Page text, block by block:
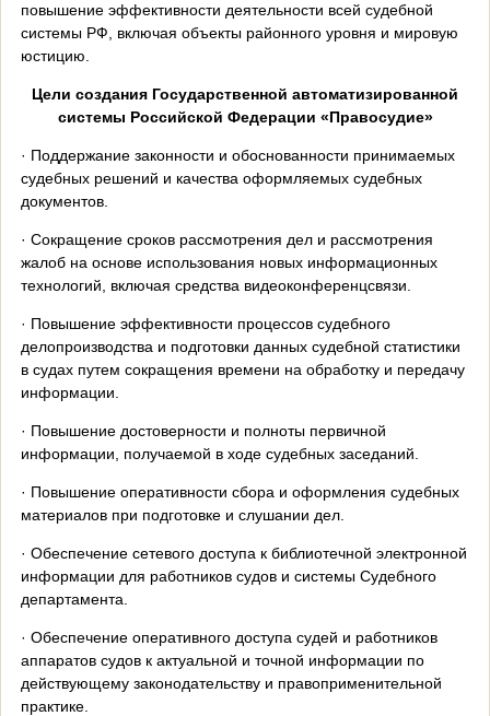
повышение эффективности деятельности всей судебной
системы РФ, включая объекты районного уровня и мировую
юстицию.
Цели создания Государственной автоматизированной
системы Российской Федерации «Правосудие»
· Поддержание законности и обоснованности принимаемых
судебных решений и качества оформляемых судебных
документов.
· Сокращение сроков рассмотрения дел и рассмотрения
жалоб на основе использования новых информационных
технологий, включая средства видеоконференцсвязи.
· Повышение эффективности процессов судебного
делопроизводства и подготовки данных судебной статистики
в судах путем сокращения времени на обработку и передачу
информации.
· Повышение достоверности и полноты первичной
информации, получаемой в ходе судебных заседаний.
· Повышение оперативности сбора и оформления судебных
материалов при подготовке и слушании дел.
· Обеспечение сетевого доступа к библиотечной электронной
информации для работников судов и системы Судебного
департамента.
· Обеспечение оперативного доступа судей и работников
аппаратов судов к актуальной и точной информации по
действующему законодательству и правоприменительной
практике.